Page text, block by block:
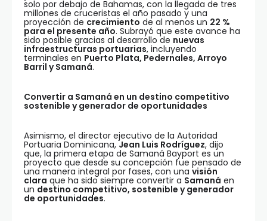
solo por debajo de Bahamas, con la llegada de tres
millones de cruceristas el año pasado y una
proyección de crecimiento de al menos un 22 %
para el presente año. Subrayó que este avance ha
sido posible gracias al desarrollo de nuevas
infraestructuras portuarias, incluyendo
terminales en Puerto Plata, Pedernales, Arroyo
Barril y Samaná.
Convertir a Samaná en un destino competitivo
sostenible y generador de oportunidades
Asimismo, el director ejecutivo de la Autoridad
Portuaria Dominicana,Jean Luis Rodríguez, dijo
que, la primera etapa de Samaná Bayport es un
proyecto que desde su concepción fue pensado de
una manera integral por fases, con una visión
clara que ha sido siempre convertir a Samaná en
un destino competitivo, sostenible y generador
de oportunidades.